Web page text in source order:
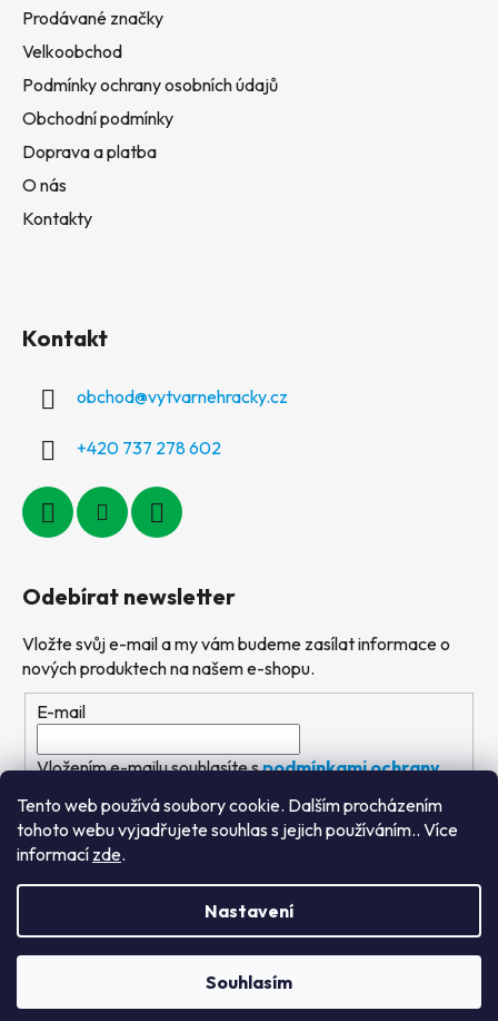
Tento web používá soubory cookie. Dalším procházením
tohoto webu vyjadřujete souhlas s jejich používáním.. Více
informací zde.
Nastavení
Souhlasím
Prodávané značky
Velkoobchod
Podmínky ochrany osobních údajů
Obchodní podmínky
Doprava a platba
O nás
Kontakty
Kontakt
obchod@vytvarnehracky.cz
+420 737 278 602
Odebírat newsletter
Vložte svůj e-mail a my vám budeme zasílat informace o
nových produktech na našem e-shopu.
E-mail
Vložením e-mailu souhlasíte spodmínkami ochrany
osobních údajů
PŘIHLÁSIT SE
Vytvořil Shoptet&PekneWeby
Výtvarné hračky
vyhrazena.